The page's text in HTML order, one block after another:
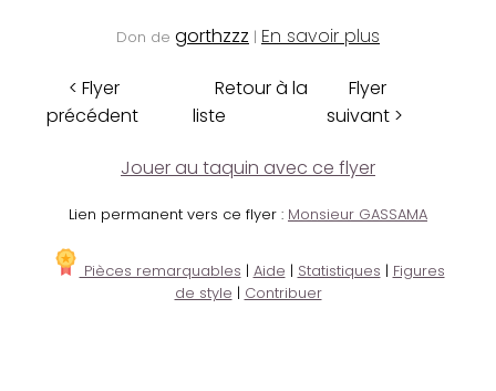
Don de gorthzzz | En savoir plus
< Flyer
précédent
Retour à la
liste
Flyer
suivant >
Jouer au taquin avec ce flyer
Lien permanent vers ce flyer : Monsieur GASSAMA
Pièces remarquables | Aide | Statistiques | Figures
de style | Contribuer